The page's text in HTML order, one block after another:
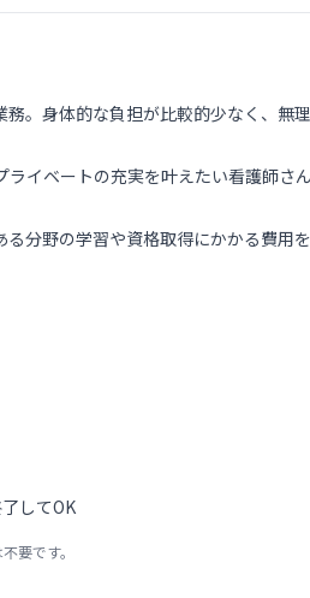
。身体的な負担が比較的少なく、無
イベートの充実を叶えたい看護師さ
分野の学習や資格取得にかかる費用
してOK
要です。